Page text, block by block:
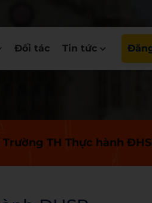
Đối tác Tin tức
TH Thực hành